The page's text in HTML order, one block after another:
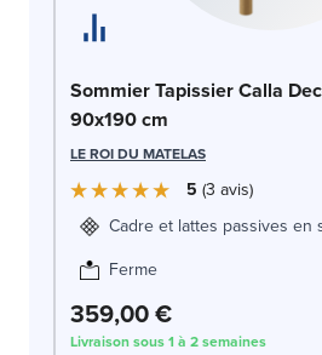
Sommier Tapissier Calla
90x190 cm
LE ROI DU MATELAS
5 3 avis
Cadre et lattes passives en
Ferme
359,00 €
Livraison sous 1 à 2 semaines